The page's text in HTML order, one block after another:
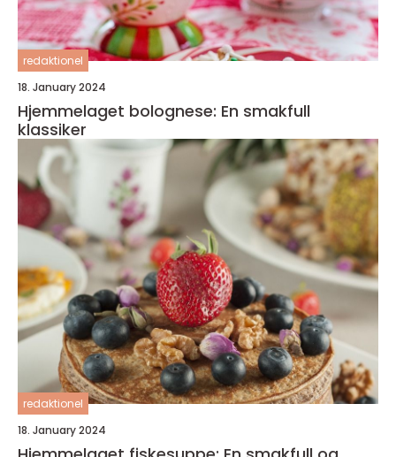
redaktionel
18. January 2024
Hjemmelaget bolognese: En smakfull
klassiker
redaktionel
18. January 2024